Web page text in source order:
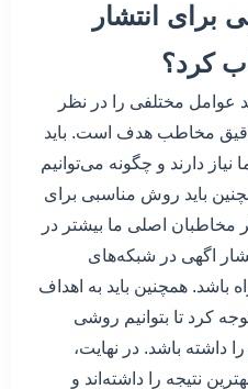
برای انتشار
کرد؟
عوامل مختلفی را در نظر
مخاطب هدف است. باید
نیاز دارند و چگونه می‌توانیم
باید روش مناسبی برای
مخاطبان اصلی ما بیشتر در
اگهی در شبکه‌های
باشد. همچنین باید به اهداف
کرد تا بتوانیم روشی
داشته باشد. در نهایت،
نتیجه را داشته‌اند و